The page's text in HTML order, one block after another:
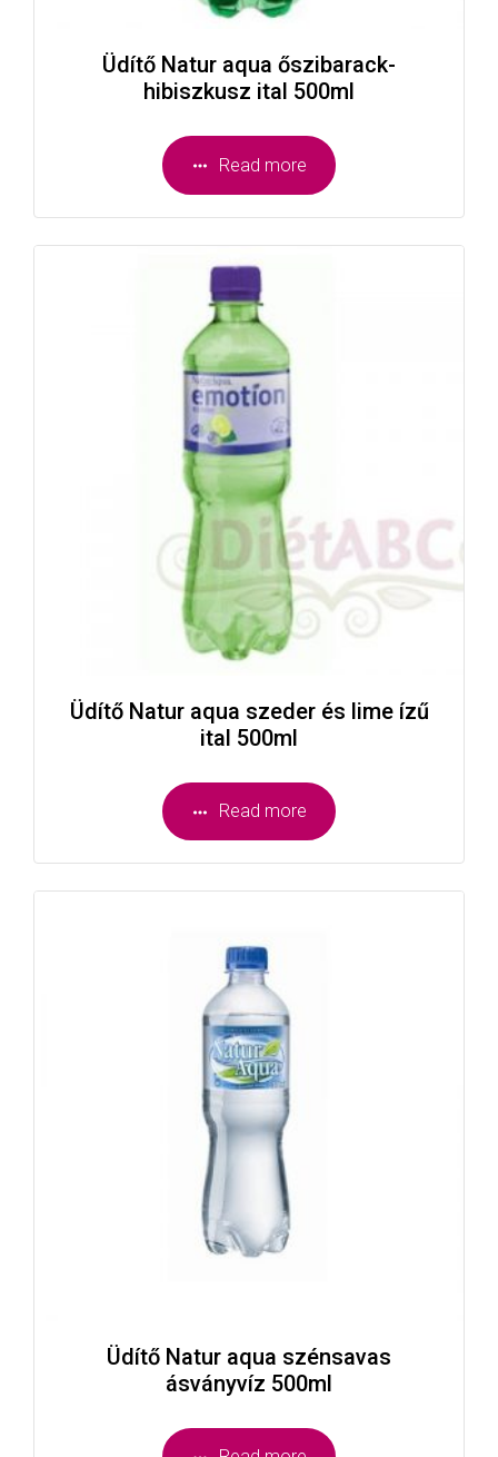
Üdítő Natur aqua őszibarack-
hibiszkusz ital 500ml
Read more
Üdítő Natur aqua szeder és lime ízű
ital 500ml
Read more
Üdítő Natur aqua szénsavas
ásványvíz 500ml